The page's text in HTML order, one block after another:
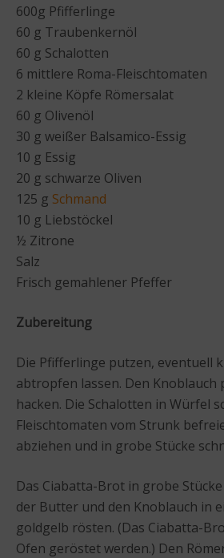
600g Pfifferlinge
60 g Traubenkernöl
60 g Schalotten
6 mittlere Roma-Fleischtomaten
2 kleine Köpfe Römersalat
60 g Olivenöl
30 g weißer Balsamico-Essig
10 g Essig
20 g schwarze Oliven
125 g Schmand
10 g Liebstöckel
½ Zitrone
Salz
Frisch gemahlener Pfeffer
Zubereitung
Die Pfifferlinge putzen, eventuell
abtropfen lassen. Den Knoblauch
hacken. Die Schalotten in Würfel
Fleischtomaten vom Strunk
abziehen und in grobe Stücke
Das Ciabatta-Brot in grobe
der Butter und den Knoblauch in
goldgelb rösten. (Das Ciabatta-
Ofen geröstet werden.) Den